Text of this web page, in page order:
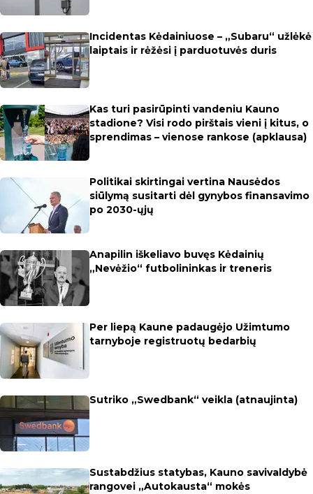
Incidentas Kėdainiuose – „Subaru“ užlėkė
laiptais ir rėžėsi į parduotuvės duris
Kas turi pasirūpinti vandeniu Kauno
stadione? Visi rodo pirštais vieni į kitus, o
sprendimas – vienose rankose (apklausa)
Politikai skirtingai vertina Nausėdos
siūlymą susitarti dėl gynybos finansavimo
po 2030-ųjų
Anapilin iškeliavo buvęs Kėdainių
„Nevėžio“ futbolininkas ir treneris
Per liepą Kaune padaugėjo Užimtumo
tarnyboje registruotų bedarbių
Sutriko „Swedbank“ veikla (atnaujinta)
Sustabdžius statybas, Kauno savivaldybė
rangovei „Autokausta“ mokės